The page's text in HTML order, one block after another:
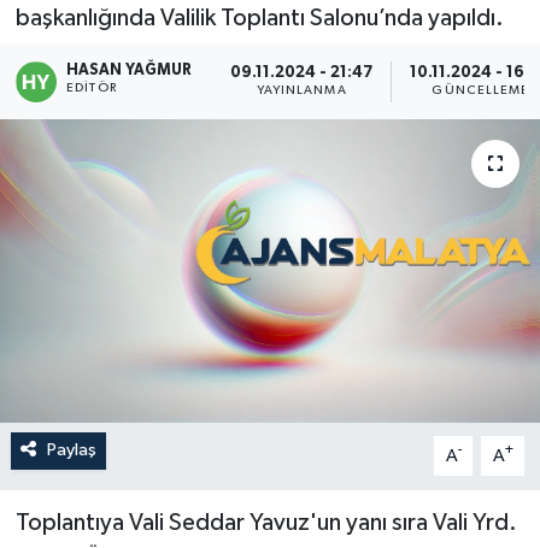
başkanlığında Valilik Toplantı Salonu’nda yapıldı.
HASAN YAĞMUR
EDITÖR
09.11.2024 - 21:47
YAYINLANMA
10.11.2024 -
GÜNCELLEME
Paylaş A- A+
Toplantıya Vali Seddar Yavuz'un yanı sıra Vali Yrd.
Kültür & Sanat
Magazin
Politika
Son Dakika Haberleri
Haber Arşivi